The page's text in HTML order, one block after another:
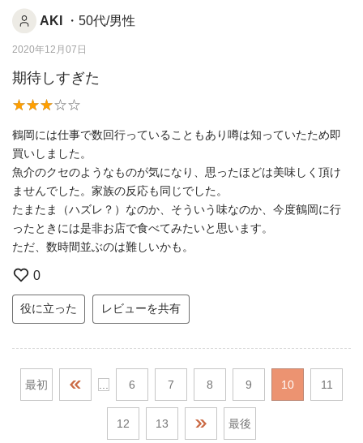
AKI ・50代/男性
2020年12月07日
期待しすぎた
鶴岡には仕事で数回行っていることもあり噂は知っていたため即
買いしました。
魚介のクセのようなものが気になり、思ったほどは美味しく頂け
ませんでした。家族の反応も同じでした。
たまたま（ハズレ？）なのか、そういう味なのか、今度鶴岡に行
ったときには是非お店で食べてみたいと思います。
ただ、数時間並ぶのは難しいかも。
0
役に立った レビューを共有
最初 6 7 8 9 10 11
12 13 最後